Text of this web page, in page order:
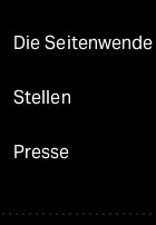
Die Seitenwende
Stellen
Presse